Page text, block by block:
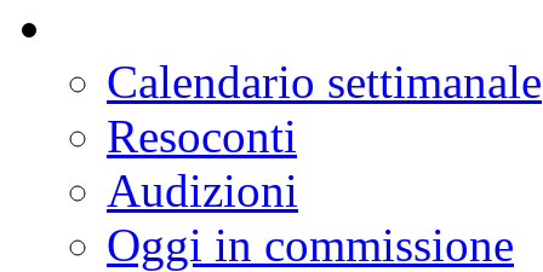
Calendario settimanale
Resoconti
Audizioni
Oggi in commissione